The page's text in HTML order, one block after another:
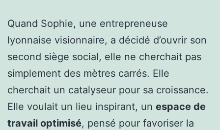
Quand Sophie, une entrepreneuse
lyonnaise visionnaire, a décidé d’ouvrir son
second siège social, elle ne cherchait pas
simplement des mètres carrés. Elle
cherchait un catalyseur pour sa croissance.
Elle voulait un lieu inspirant, un espace de
travail optimisé, pensé pour favoriser la